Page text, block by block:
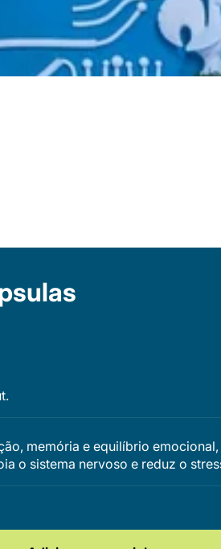
memória e equilíbrio
o sistema nervoso e reduz o